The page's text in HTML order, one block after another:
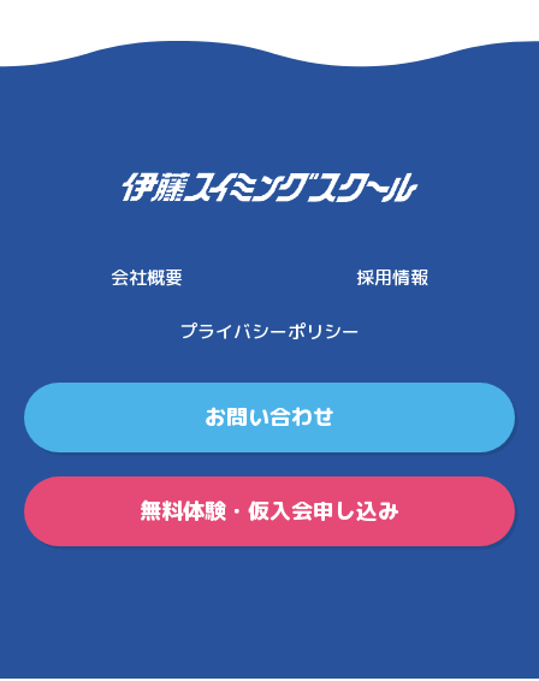
伊藤スイミングスクール
会社概要 採用情報
プライバシーポリシー
お問い合わせ
無料体験・仮入会申し込み